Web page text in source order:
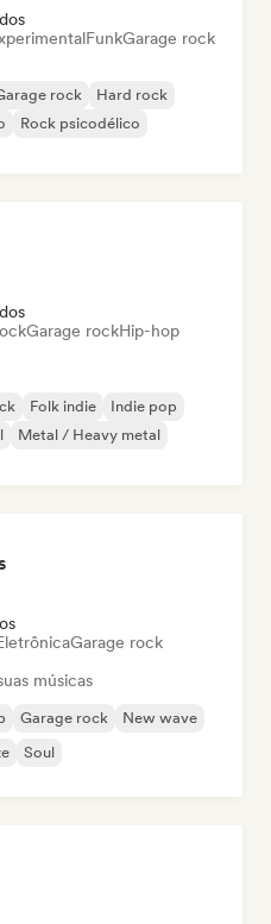
FunkGarage rock
rock
Hard rock
Rock psicodélico
Garage rockHip-hop
Folk indie
Indie pop
Metal / Heavy metal
Garage rock
músicas
Garage rock
New wave
Soul